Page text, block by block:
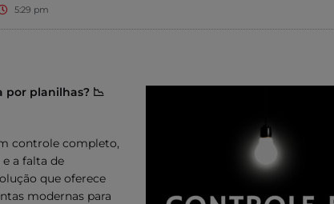
5:29 pm
por planilhas? 📉
controle completo,
a falta de
que oferece
modernas para